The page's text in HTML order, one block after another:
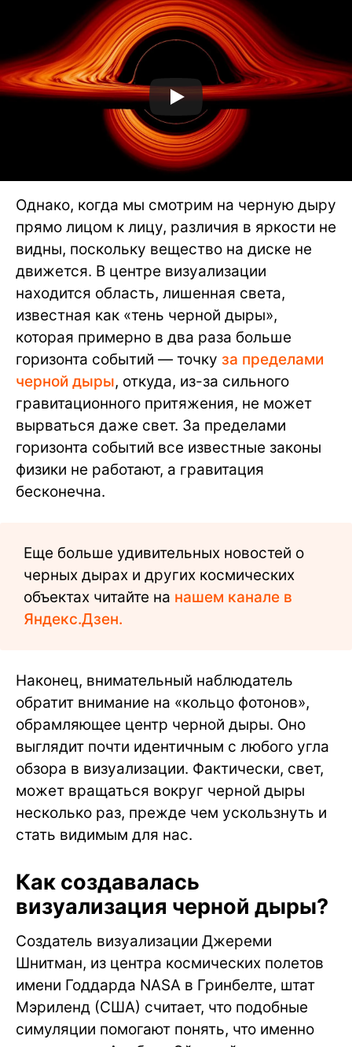
Однако, когда мы смотрим на черную дыру
прямо лицом к лицу, различия в яркости не
видны, поскольку вещество на диске не
движется. В центре визуализации
находится область, лишенная света,
известная как «тень черной дыры»,
которая примерно в два раза больше
горизонта событий — точку за пределами
черной дыры, откуда, из-за сильного
гравитационного притяжения, не может
вырваться даже свет. За пределами
горизонта событий все известные законы
физики не работают, а гравитация
бесконечна.
Еще больше удивительных новостей о
черных дырах и других космических
объектах читайте на нашем канале в
Яндекс.Дзен.
Наконец, внимательный наблюдатель
обратит внимание на «кольцо фотонов»,
обрамляющее центр черной дыры. Оно
выглядит почти идентичным с любого угла
обзора в визуализации. Фактически, свет,
может вращаться вокруг черной дыры
несколько раз, прежде чем ускользнуть и
стать видимым для нас.
Как создавалась
визуализация черной дыры?
Создатель визуализации Джереми
Шнитман, из центра космических полетов
имени Годдарда NASA в Гринбелте, штат
Мэриленд (США) считает, что подобные
симуляции помогают понять, что именно